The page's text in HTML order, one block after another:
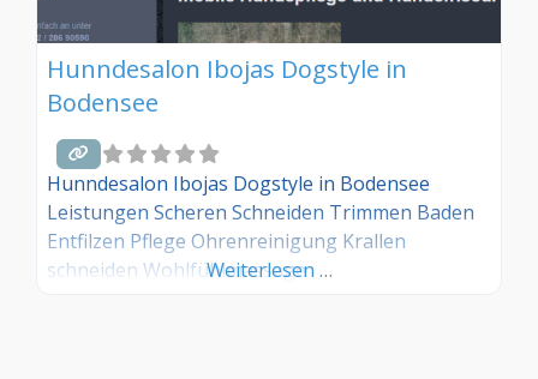
Hunndesalon Ibojas Dogstyle in
Bodensee
Hunndesalon Ibojas Dogstyle in Bodensee
Leistungen Scheren Schneiden Trimmen Baden
Entfilzen Pflege Ohrenreinigung Krallen
schneiden Wohlfühlmassage
Weiterlesen …